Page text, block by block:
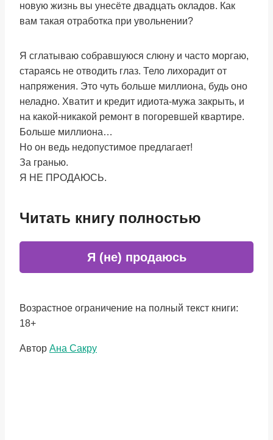
новую жизнь вы унесёте двадцать окладов. Как
вам такая отработка при увольнении?
Я сглатываю собравшуюся слюну и часто моргаю,
стараясь не отводить глаз. Тело лихорадит от
напряжения. Это чуть больше миллиона, будь оно
неладно. Хватит и кредит идиота-мужа закрыть, и
на какой-никакой ремонт в погоревшей квартире.
Больше миллиона…
Но он ведь недопустимое предлагает!
За гранью.
Я НЕ ПРОДАЮСЬ.
Читать книгу полностью
Я (не) продаюсь
Возрастное ограничение на полный текст книги:
18+
Метки
Автор Ана Сакру